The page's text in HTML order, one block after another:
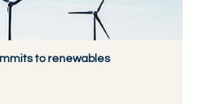
to renewables